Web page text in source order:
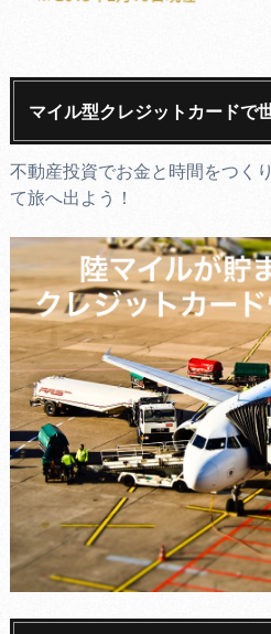
マイル型クレジットカードで
不動産投資でお金と時間をつく
て旅へ出よう！